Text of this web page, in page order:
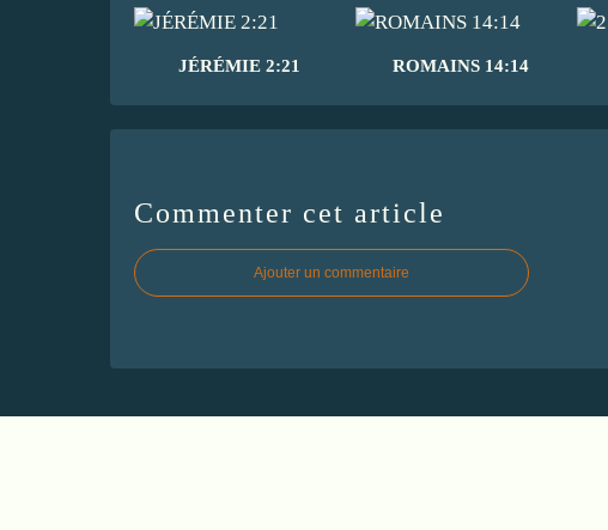
JÉRÉMIE 2:21 ROMAINS 14:14
Commenter cet article
Ajouter un commentaire